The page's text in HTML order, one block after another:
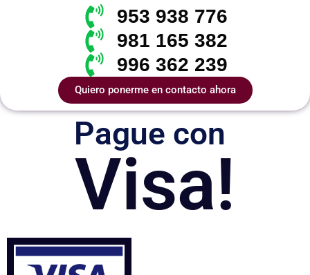
953 938 776
981 165 382
996 362 239
Quiero ponerme en contacto ahora
Pague con
Visa!